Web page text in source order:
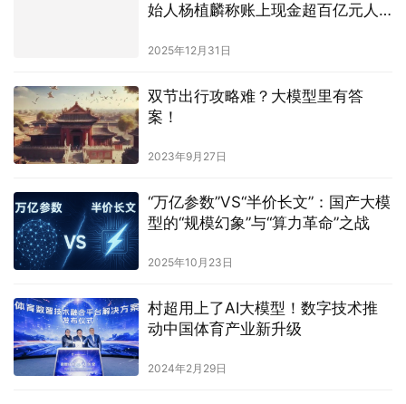
始人杨植麟称账上现金超百亿元人
2025年12月31日
双节出行攻略难？大模型里有答
案！
2023年9月27日
“万亿参数”VS“半价长文”：国产大模
型的“规模幻象”与“算力革命”之战
2025年10月23日
村超用上了AI大模型！数字技术推
动中国体育产业新升级
2024年2月29日